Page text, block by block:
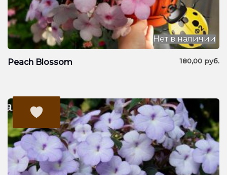
Peach Blossom 180,00 руб.
Нет в наличии